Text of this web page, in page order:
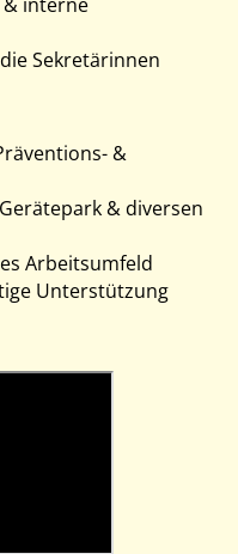
Sekretärinnen
&
& diversen
Arbeitsumfeld
Unterstützung